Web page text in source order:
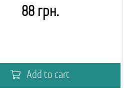
88 грн.
Add to cart